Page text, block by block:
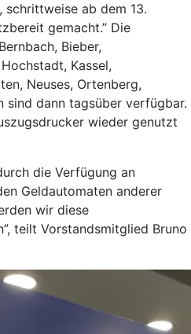
schrittweise ab dem 13.
gemacht.” Die
Bieber,
Kassel,
Neuses, Ortenberg,
sind dann tagsüber verfügbar.
wieder genutzt
die Verfügung an
Geldautomaten anderer
wir diese
teilt Vorstandsmitglied Bruno